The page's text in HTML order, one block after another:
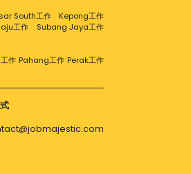
South工作
Kepong工作
工作
Subang Jaya工作
作 Pahang工作 Perak工作